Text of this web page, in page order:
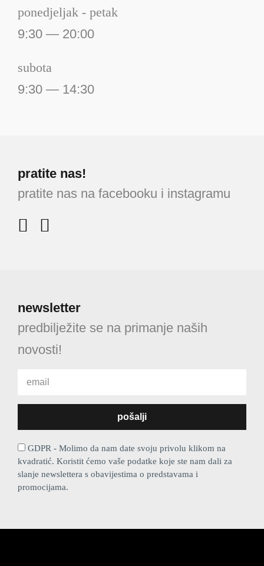
ponedjeljak - petak
9:30 — 20:00
subota
9:30 — 14:30
pratite nas!
pratite nas na facebooku i instagramu
newsletter
predbilježite se na primanje naših
novosti!
GDPR - Molimo da nam date svoju privolu klikom na
kvadratić. Koristit ćemo vaše podatke koje ste nam dali za
slanje newslettera s obavijestima o predstavama i
promocijama.